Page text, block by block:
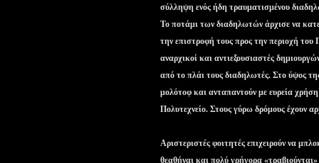
σύλληψη ενός ήδη τραυματισμένου
Το ποτάμι των διαδηλωτών άρχισε να
την επιστροφή τους προς την περιοχή
αναρχικοί και αντιεξουσιαστές
από το πλάι τους διαδηλωτές. Στο ύψος
μολότοφ και ανταπαντούν με ευρεία
Πολυτεχνείο. Στους γύρω δρόμους έχουν
Αριστεριστές φοιτητές επιχειρούν να
θεαθήναι και πολύ γρήγορα